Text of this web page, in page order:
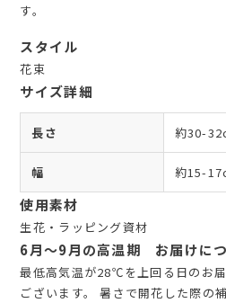
す。
スタイル
花束
サイズ詳細
長さ 約30-
幅 約15-
使用素材
生花・ラッピング資材
6月～9月の高温期 お届けに
最低高気温が28℃を上回る日のお
ございます。 暑さで開花した際の